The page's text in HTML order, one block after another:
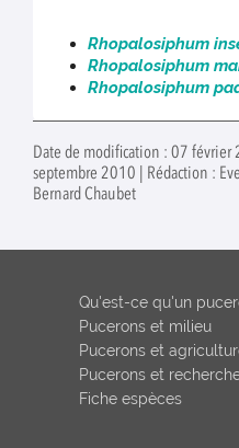
Rhopalosiphum
Rhopalosiphum
Rhopalosiphum
Date de modification : 07 février
septembre 2010 | Rédaction :
Bernard Chaubet
Qu'est-ce qu'un
Pucerons et milieu
Pucerons et
Pucerons et
Fiche espèces